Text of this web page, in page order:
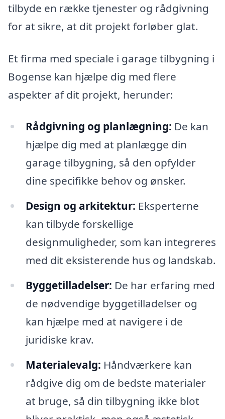
tilbyde en række tjenester og rådgivning
for at sikre, at dit projekt forløber glat.
Et firma med speciale i garage tilbygning i
Bogense kan hjælpe dig med flere
aspekter af dit projekt, herunder:
Rådgivning og planlægning: De kan
hjælpe dig med at planlægge din
garage tilbygning, så den opfylder
dine specifikke behov og ønsker.
Design og arkitektur: Eksperterne
kan tilbyde forskellige
designmuligheder, som kan integreres
med dit eksisterende hus og landskab.
Byggetilladelser: De har erfaring med
de nødvendige byggetilladelser og
kan hjælpe med at navigere i de
juridiske krav.
Materialevalg: Håndværkere kan
rådgive dig om de bedste materialer
at bruge, så din tilbygning ikke blot